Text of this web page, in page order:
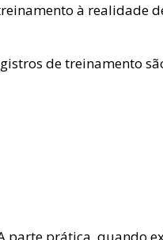
à realidade
de treinamento